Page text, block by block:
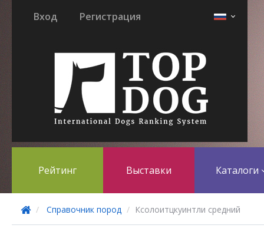
Вход Регистрация
Рейтинг Выставки Каталоги
Справочник пород Ксолоитцкуинтли средний